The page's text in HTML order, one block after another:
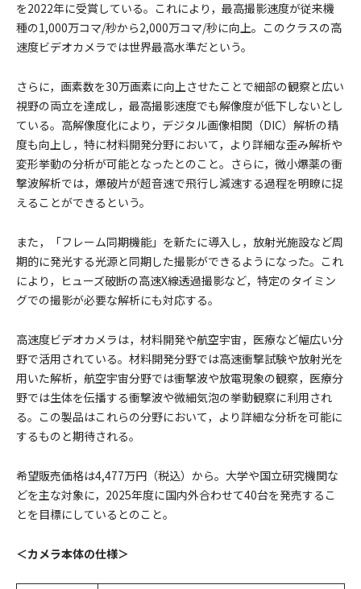
を2022年に受賞している。これにより，最高撮影速度が従来機
種の1,000万コマ/秒から2,000万コマ/秒に向上。このクラスの高
速度ビデオカメラでは世界最高水準だという。
さらに，画素数を30万画素に向上させたことで細部の観察と広い
視野の両立を達成し，最高撮影速度でも解像度が低下しないとし
ている。高解像度化により，デジタル画像相関（DIC）解析の精
度も向上し，特に材料開発分野において，より詳細な歪み解析や
変形挙動の分析が可能となったとのこと。さらに，微小爆薬の衝
撃波解析では，爆破片が超音速で飛行し減速する過程を明瞭に捉
えることができるという。
また，「フレーム同期機能」を新たに導入し，放射光施設など周
期的に発光する光源と同期した撮影ができるようになった。これ
により，ヒューズ破断の高速X線透過撮影など，特定のタイミン
グでの撮影が必要な解析にも対応する。
高速度ビデオカメラは，材料開発や航空宇宙，医療など幅広い分
野で活用されている。材料開発分野では高速衝撃試験や放射光を
用いた解析，航空宇宙分野では衝撃波や放電現象の観察，医療分
野では生体を伝播する衝撃波や微細気泡の挙動観察に利用され
る。この製品はこれらの分野において，より詳細な分析を可能に
するものと期待される。
希望販売価格は4,477万円（税込）から。大学や国立研究機関な
どを主な対象に，2025年度に国内外合わせて40台を発売するこ
とを目標にしているとのこと。
＜カメラ本体の仕様＞